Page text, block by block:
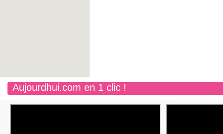
Aujourdhui.com en 1 clic !